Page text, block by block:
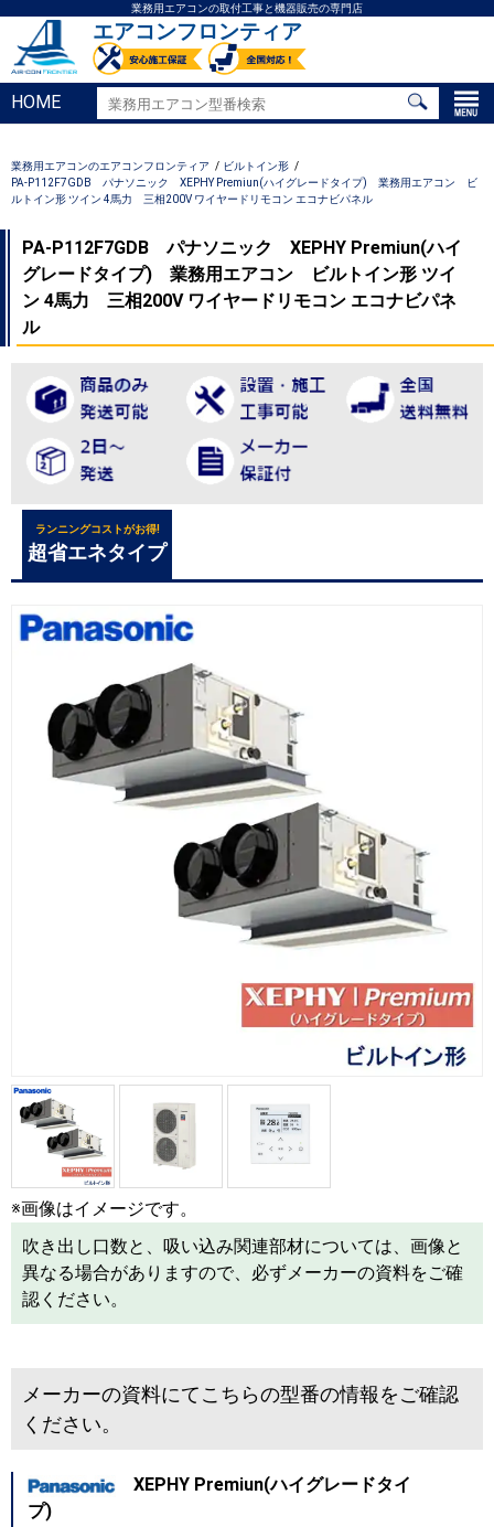
業務用エアコンの取付工事と機器販売の専門店
エアコンフロンティア
HOME
業務用エアコンのエアコンフロンティア
ビルトイン形
PA-P112F7GDB パナソニック XEPHY Premiun(ハイグレードタイプ) 業務用エアコン ビ
ルトイン形 ツイン 4馬力 三相200V ワイヤードリモコン エコナビパネル
PA-P112F7GDB パナソニック XEPHY Premiun(ハイ
グレードタイプ) 業務用エアコン ビルトイン形 ツイ
ン 4馬力 三相200V ワイヤードリモコン エコナビパネ
ル
ランニングコストがお得!
超省エネタイプ
※画像はイメージです。
吹き出し口数と、吸い込み関連部材については、画像と
異なる場合がありますので、必ずメーカーの資料をご確
認ください。
メーカーの資料にてこちらの型番の情報をご確認
ください。
XEPHY Premiun(ハイグレードタイ
プ)